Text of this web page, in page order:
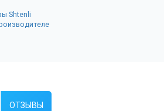
Shtenli
ОТЗЫВЫ